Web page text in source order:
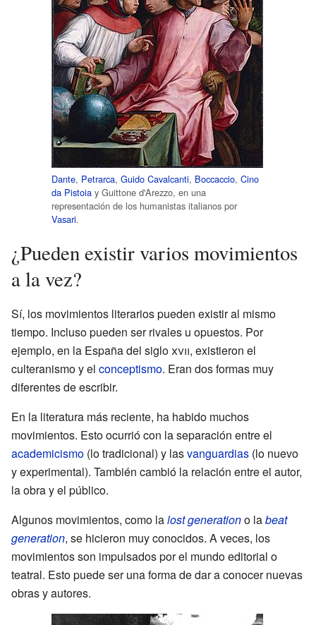
Dante, Petrarca, Guido Cavalcanti, Boccaccio, Cino
da Pistoia y Guittone d'Arezzo, en una
representación de los humanistas italianos por
Vasari.
¿Pueden existir varios movimientos
a la vez?
Sí, los movimientos literarios pueden existir al mismo
tiempo. Incluso pueden ser rivales u opuestos. Por
ejemplo, en la España del sigloxvii, existieron el
culteranismo y el conceptismo. Eran dos formas muy
diferentes de escribir.
En la literatura más reciente, ha habido muchos
movimientos. Esto ocurrió con la separación entre el
academicismo (lo tradicional) y lasvanguardias (lo nuevo
y experimental). También cambió la relación entre el autor,
la obra y el público.
Algunos movimientos, como lalost generationo labeat
generation, se hicieron muy conocidos. A veces, los
movimientos son impulsados por el mundo editorial o
teatral. Esto puede ser una forma de dar a conocer nuevas
obras y autores.